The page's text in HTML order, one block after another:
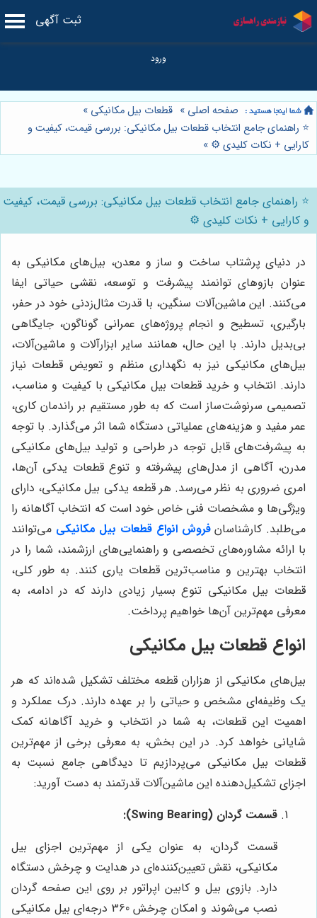
ثبت آگهی
صفحه اصلی » قطعات بیل مکانیکی »
⭐️ راهنمای جامع انتخاب قطعات بیل مکانیکی: بررسی قیمت، کیفیت و
کارایی + نکات کلیدی ⚙️ »
⭐️ راهنمای جامع انتخاب قطعات بیل مکانیکی: بررسی قیمت، کیفیت
و کارایی + نکات کلیدی ⚙️
در دنیای پرشتاب ساخت و ساز و معدن، بیل‌های مکانیکی به
عنوان بازوهای توانمند پیشرفت و توسعه، نقشی حیاتی ایفا
می‌کنند. این ماشین‌آلات سنگین، با قدرت مثال‌زدنی خود در حفر،
بارگیری، تسطیح و انجام پروژه‌های عمرانی گوناگون، جایگاهی
بی‌بدیل دارند. با این حال، همانند سایر ابزارآلات و ماشین‌آلات،
بیل‌های مکانیکی نیز به نگهداری منظم و تعویض قطعات نیاز
دارند. انتخاب و خرید قطعات بیل مکانیکی با کیفیت و مناسب،
تصمیمی سرنوشت‌ساز است که به طور مستقیم بر راندمان کاری،
عمر مفید و هزینه‌های عملیاتی دستگاه شما اثر می‌گذارد. با توجه
به پیشرفت‌های قابل توجه در طراحی و تولید بیل‌های مکانیکی
مدرن، آگاهی از مدل‌های پیشرفته و تنوع قطعات یدکی آن‌ها،
امری ضروری به نظر می‌رسد. هر قطعه یدکی بیل مکانیکی، دارای
ویژگی‌ها و مشخصات فنی خاص خود است که انتخاب آگاهانه را
می‌طلبد. کارشناسانفروش انواع قطعات بیل مکانیکی می‌توانند
با ارائه مشاوره‌های تخصصی و راهنمایی‌های ارزشمند، شما را در
انتخاب بهترین و مناسب‌ترین قطعات یاری کنند. به طور کلی،
قطعات بیل مکانیکی تنوع بسیار زیادی دارند که در ادامه، به
معرفی مهم‌ترین آن‌ها خواهیم پرداخت.
انواع قطعات بیل مکانیکی
بیل‌های مکانیکی از هزاران قطعه مختلف تشکیل شده‌اند که هر
یک وظیفه‌ای مشخص و حیاتی را بر عهده دارند. درک عملکرد و
اهمیت این قطعات، به شما در انتخاب و خرید آگاهانه کمک
شایانی خواهد کرد. در این بخش، به معرفی برخی از مهم‌ترین
قطعات بیل مکانیکی می‌پردازیم تا دیدگاهی جامع نسبت به
اجزای تشکیل‌دهنده این ماشین‌آلات قدرتمند به دست آورید:
قسمت گردان (Swing Bearing):
قسمت گردان، به عنوان یکی از مهم‌ترین اجزای بیل
مکانیکی، نقش تعیین‌کننده‌ای در هدایت و چرخش دستگاه
دارد. بازوی بیل و کابین اپراتور بر روی این صفحه گردان
نصب می‌شوند و امکان چرخش 360 درجه‌ای بیل مکانیکی